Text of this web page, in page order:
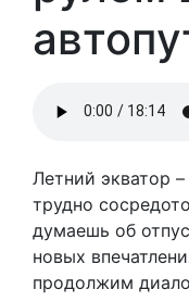
Летний экватор
трудно
думаешь об
новых
продолжим